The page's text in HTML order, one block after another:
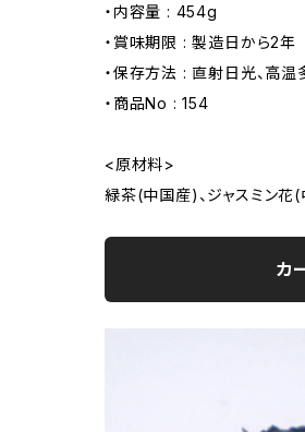
・内容量 : 454g
・賞味期限 : 製造日から2年
・保存方法 : 直射日光、高
・商品No : 154
<原材料>
緑茶(中国産)、ジャスミン花
カ